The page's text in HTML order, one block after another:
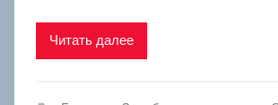
Читать далее